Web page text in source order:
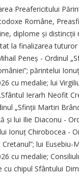
Preafericitului
Române,
diplome și distincții
la finalizarea
Peneș - Ordinul
părintelui
cu medalie; lui
Ierarh Neofit
„Sfinții Martiri
și lui Ilie Diaconu -
Ionuț Chirobocea -
lui Eusebiu-
cu medalie;
cu chipul Sfântului